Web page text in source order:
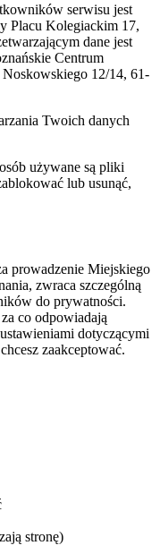
serwisu jest
Placu Kolegiackim 17,
dane jest
Centrum
12/14, 61-
Twoich danych
używane są pliki
lub usunąć,
prowadzenie Miejskiego
zwraca szczególną
do prywatności.
co odpowiadają
dotyczącymi
zaakceptować.
stronę)